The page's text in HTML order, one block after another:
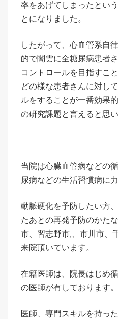
率をあげてしまったとい
とになりました。
したがって、心血管系自
的で闇雲に全糖尿病患者
コントロールを目指すこ
どの様な患者さんに対し
ルをすることが一番効果
の研究課題と言えると思い
当院は心臓血管病などの
尿病などの生活習慣病に
動脈硬化を予防したい方
たあとの再発予防のかた
市、習志野市,、市川市、
来院頂いています。
在籍医師は、院長はじめ
の医師が有しております。
医師、専門スキルを持っ